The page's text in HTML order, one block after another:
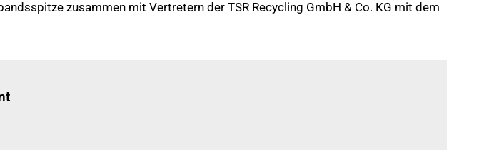
zusammen mit Vertretern der TSR Recycling GmbH & Co. KG mit dem